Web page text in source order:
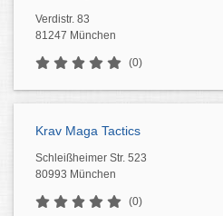
Verdistr. 83
81247 München
(0)
Krav Maga Tactics
Schleißheimer Str. 523
80993 München
(0)